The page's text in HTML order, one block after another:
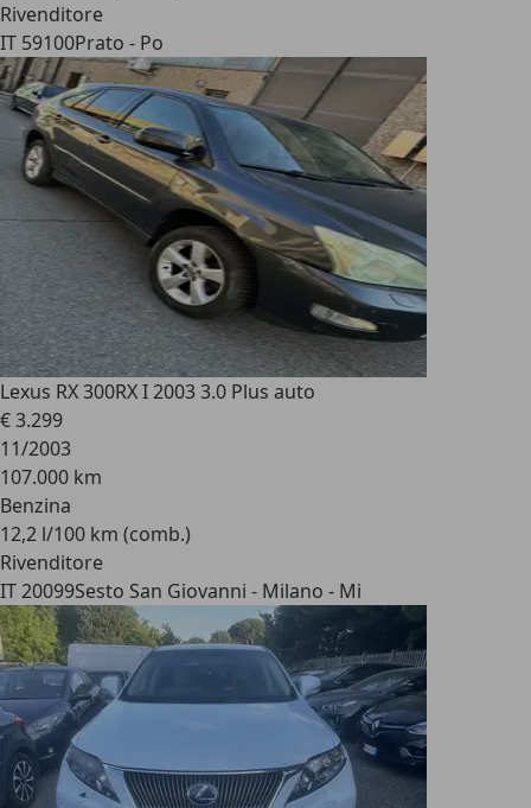
Rivenditore
IT 59100Prato - Po
Lexus RX 300RX I 2003 3.0 Plus auto
€ 3.299
11/2003
107.000 km
Benzina
12,2 l/100 km (comb.)
Rivenditore
IT 20099Sesto San Giovanni - Milano - Mi